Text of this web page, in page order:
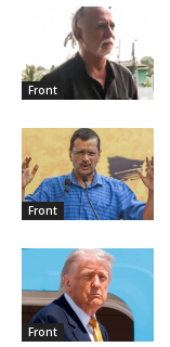
Front
Front
Front